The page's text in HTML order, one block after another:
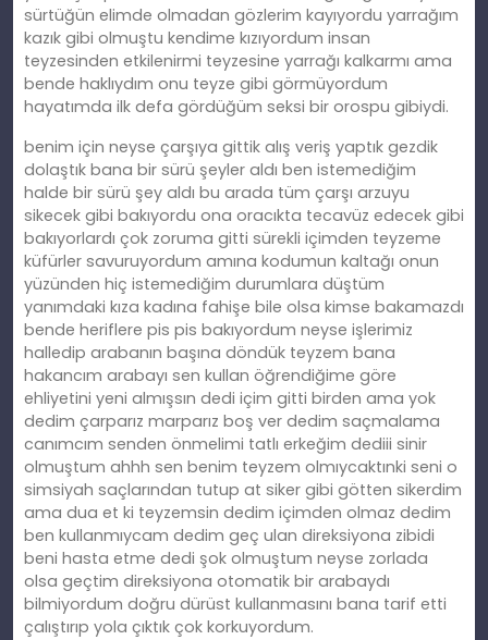
sürtüğün elimde olmadan gözlerim kayıyordu yarrağım
kazık gibi olmuştu kendime kızıyordum insan
teyzesinden etkilenirmi teyzesine yarrağı kalkarmı ama
bende haklıydım onu teyze gibi görmüyordum
hayatımda ilk defa gördüğüm seksi bir orospu gibiydi.
benim için neyse çarşıya gittik alış veriş yaptık gezdik
dolaştık bana bir sürü şeyler aldı ben istemediğim
halde bir sürü şey aldı bu arada tüm çarşı arzuyu
sikecek gibi bakıyordu ona oracıkta tecavüz edecek gibi
bakıyorlardı çok zoruma gitti sürekli içimden teyzeme
küfürler savuruyordum amına kodumun kaltağı onun
yüzünden hiç istemediğim durumlara düştüm
yanımdaki kıza kadına fahişe bile olsa kimse bakamazdı
bende heriflere pis pis bakıyordum neyse işlerimiz
halledip arabanın başına döndük teyzem bana
hakancım arabayı sen kullan öğrendiğime göre
ehliyetini yeni almışsın dedi içim gitti birden ama yok
dedim çarparız marparız boş ver dedim saçmalama
canımcım senden önmelimi tatlı erkeğim dediii sinir
olmuştum ahhh sen benim teyzem olmıycaktınki seni o
simsiyah saçlarından tutup at siker gibi götten sikerdim
ama dua et ki teyzemsin dedim içimden olmaz dedim
ben kullanmıycam dedim geç ulan direksiyona zibidi
beni hasta etme dedi şok olmuştum neyse zorlada
olsa geçtim direksiyona otomatik bir arabaydı
bilmiyordum doğru dürüst kullanmasını bana tarif etti
çalıştırıp yola çıktık çok korkuyordum.